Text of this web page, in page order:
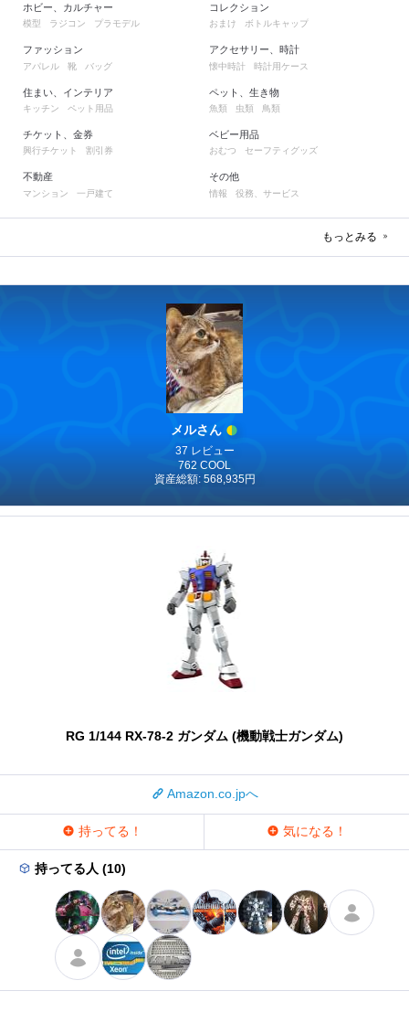
ホビー、カルチャー
模型 ラジコン プラモデル
ファッション
アパレル 靴 バッグ
住まい、インテリア
キッチン ペット用品
チケット、金券
興行チケット 割引券
不動産
マンション 一戸建て
コレクション
おまけ ボトルキャップ
アクセサリー、時計
懐中時計 時計用ケース
ペット、生き物
魚類 虫類 鳥類
ベビー用品
おむつ セーフティグッズ
その他
情報 役務、サービス
もっとみる
メルさん
37 レビュー
762 COOL
資産総額: 568,935円
RG 1/144 RX-78-2 ガンダム (機動戦士ガンダム)
Amazon.co.jpへ
持ってる！ 気になる！
持ってる人 (10)